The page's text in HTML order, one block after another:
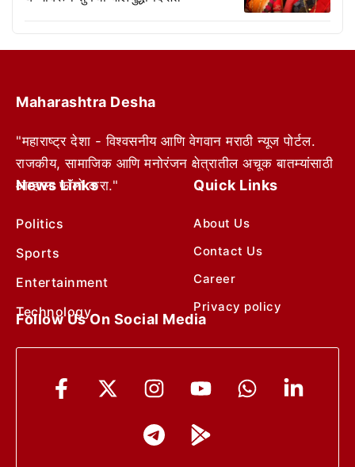
Maharashtra Desha
"महाराष्ट्र देशा - विश्वसनीय आणि वेगवान मराठी न्यूज पोर्टल.
राजकीय, सामाजिक आणि मनोरंजन क्षेत्रातील अचूक बातम्यांसाठी
आम्हाला फॉलो करा."
News Links
Politics
Sports
Entertainment
Technology
Quick Links
About Us
Contact Us
Career
Privacy policy
Follow Us On Social Media